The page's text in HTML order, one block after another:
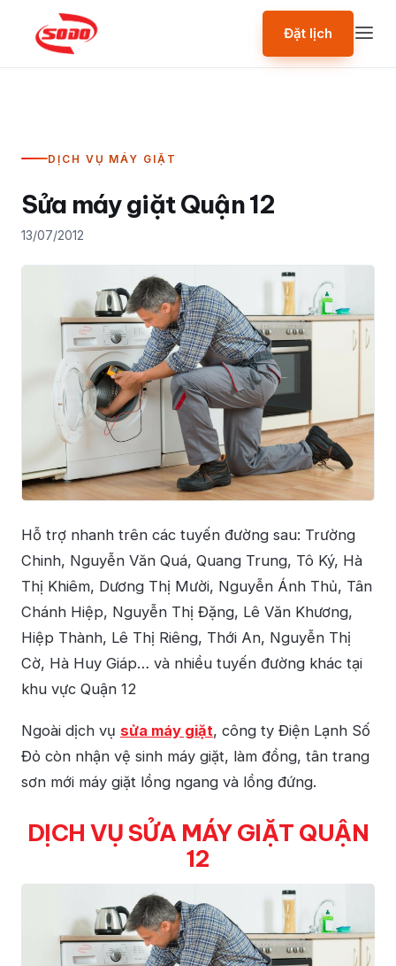
Đặt lịch
DỊCH VỤ MÁY GIẶT
Sửa máy giặt Quận 12
13/07/2012
Hỗ trợ nhanh trên các tuyến đường sau: Trường
Chinh, Nguyễn Văn Quá, Quang Trung, Tô Ký, Hà
Thị Khiêm, Dương Thị Mười, Nguyễn Ánh Thủ, Tân
Chánh Hiệp, Nguyễn Thị Đặng, Lê Văn Khương,
Hiệp Thành, Lê Thị Riêng, Thới An, Nguyễn Thị
Cờ, Hà Huy Giáp… và nhiều tuyến đường khác tại
khu vực Quận 12
Ngoài dịch vụ sửa máy giặt, công ty Điện Lạnh Số
Đỏ còn nhận vệ sinh máy giặt, làm đồng, tân trang
sơn mới máy giặt lồng ngang và lồng đứng.
DỊCH VỤ SỬA MÁY GIẶT QUẬN
12